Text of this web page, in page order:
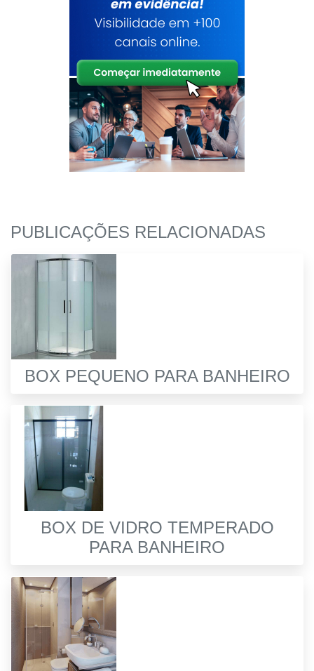
PUBLICAÇÕES RELACIONADAS
BOX PEQUENO PARA BANHEIRO
BOX DE VIDRO TEMPERADO
PARA BANHEIRO